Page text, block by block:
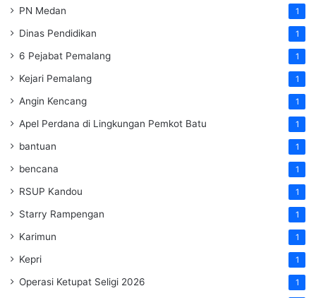
PN Medan 1
Dinas Pendidikan 1
6 Pejabat Pemalang 1
Kejari Pemalang 1
Angin Kencang 1
Apel Perdana di Lingkungan Pemkot Batu 1
bantuan 1
bencana 1
RSUP Kandou 1
Starry Rampengan 1
Karimun 1
Kepri 1
Operasi Ketupat Seligi 2026 1